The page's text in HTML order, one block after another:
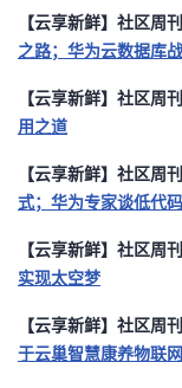
【云享新鲜】社区周
之路；华为云数据库
【云享新鲜】社区周
用之道
【云享新鲜】社区周
式；华为专家谈低代
【云享新鲜】社区周
实现太空梦
【云享新鲜】社区周
于云巢智慧康养物联